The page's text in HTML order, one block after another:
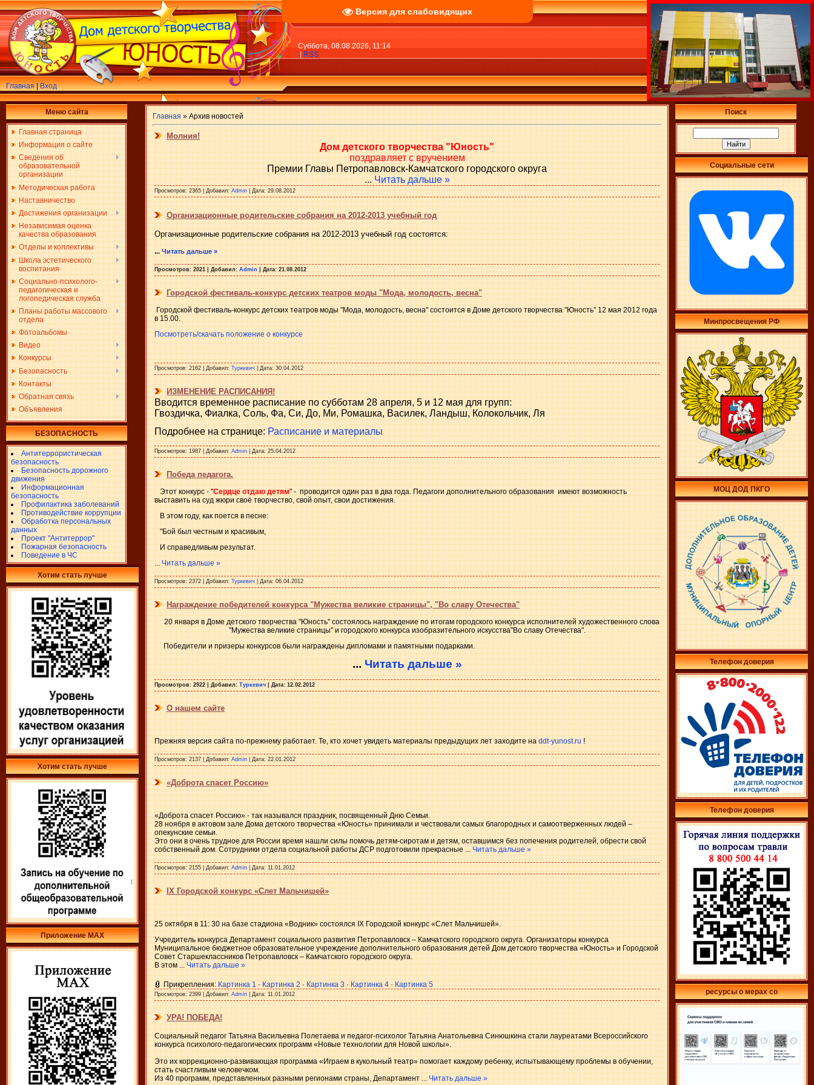
Версия для слабовидящих
Главная|Вход
Суббота, 08.08.2026, 11:14
|RSS
Меню сайта
Главная страница
Информация о сайте
Сведения об
образовательной
организации
Методическая работа
Наставничество
Достижения организации
Независимая оценка
качества образования
Отделы и коллективы
Школа эстетического
воспитания
Социально-психолого-
педагогическая и
логопедическая служба
Планы работы массового
отдела
Фотоальбомы
Видео
Конкурсы
Безопасность
Контакты
Обратная связь
Объявления
БЕЗОПАСНОСТЬ
Антитеррористическая
безопасность
Безопасность дорожного
движения
Информационная
безопасность
Профилактика заболеваний
Противодействие коррупции
Обработка персональных
данных
Проект "Антитеррор"
Пожарная безопасность
Поведение в ЧС
Хотим стать лучше
Хотим стать лучше
Приложение МАХ
Главная » Архив новостей
Молния!
Дом детского творчества "Юность"
поздравляет с вручением
Премии Главы Петропавловск-Камчатского городского округа
... Читать дальше »
Просмотров: 2365 Добавил: Admin Дата: 29.08.2012
Организационные родительские собрания на 2012-2013 учебный год
Организационные родительские собрания на 2012-2013 учебный год состоятся:
... Читать дальше »
Просмотров: 2021 Добавил: Admin Дата: 21.08.2012
Городской фестиваль-конкурс детских театров моды "Мода, молодость, весна"
Городской фестиваль-конкурс детских театров моды "Мода, молодость, весна" состоится в Доме детского творчества "Юность" 12 мая 2012 года
в 15.00.
Посмотреть/скачать положение о конкурсе
Просмотров: 2162 Добавил: Туркевич Дата: 30.04.2012
ИЗМЕНЕНИЕ РАСПИСАНИЯ!
Вводится временное расписание по субботам 28 апреля, 5 и 12 мая для групп:
Гвоздичка, Фиалка, Соль, Фа, Си, До, Ми, Ромашка, Василек, Ландыш, Колокольчик, Ля
Подробнее на странице: Расписание и материалы
Просмотров: 1987 Добавил: Admin Дата: 25.04.2012
Победа педагога.
Этот конкурс - "Сердце отдаю детям" - проводится один раз в два года. Педагоги дополнительного образования имеют возможность
выставить на суд жюри своё творчество, свой опыт, свои достижения.
В этом году, как поется в песне:
"Бой был честным и красивым,
И справедливым результат.
... Читать дальше »
Просмотров: 2372 Добавил: Туркевич Дата: 06.04.2012
Награждение победителей конкурса "Мужества великие страницы", "Во славу Отечества"
20 января в Доме детского творчества "Юность" состоялось награждение по итогам городского конкурса исполнителей художественного слова
"Мужества великие страницы" и городского конкурса изобразительного искусства"Во славу Отечества".
Победители и призеры конкурсов были награждены дипломами и памятными подарками.
... Читать дальше »
Просмотров: 2922 Добавил: Туркевич Дата: 12.02.2012
О нашем сайте
Прежняя версия сайта по-прежнему работает. Те, кто хочет увидеть материалы предыдущих лет заходите на ddt-yunost.ru !
Просмотров: 2137 Добавил: Admin Дата: 22.01.2012
«Доброта спасет Россию»
«Доброта спасет Россию» - так назывался праздник, посвященный Дню Семьи.
28 ноября в актовом зале Дома детского творчества «Юность» принимали и чествовали самых благородных и самоотверженных людей –
опекунские семьи.
Это они в очень трудное для России время нашли силы помочь детям-сиротам и детям, оставшимся без попечения родителей, обрести свой
собственный дом. Сотрудники отдела социальной работы ДСР подготовили прекрасные ... Читать дальше »
Просмотров: 2155 Добавил: Admin Дата: 11.01.2012
IX Городской конкурс «Слет Мальчишей»
25 октября в 11: 30 на базе стадиона «Водник» состоялся IX Городской конкурс «Слет Мальчишей».
Учредитель конкурса Департамент социального развития Петропавловск – Камчатского городского округа. Организаторы конкурса
Муниципальное бюджетное образовательное учреждение дополнительного образования детей Дом детского творчества «Юность» и Городской
Совет Старшеклассников Петропавловск – Камчатского городского округа.
В этом ... Читать дальше »
Прикрепления: Картинка 1 · Картинка 2 · Картинка 3 · Картинка 4 · Картинка 5
Просмотров: 2399 Добавил: Admin Дата: 11.01.2012
УРА! ПОБЕДА!
Социальный педагог Татьяна Васильевна Полетаева и педагог-психолог Татьяна Анатольевна Синюшкина стали лауреатами Всероссийского
конкурса психолого-педагогических программ «Новые технологии для Новой школы».
Это их коррекционно-развивающая программа «Играем в кукольный театр» помогает каждому ребенку, испытывающему проблемы в обучении,
стать счастливым человечком.
Из 40 программ, представленных разными регионами страны, Департамент ... Читать дальше »
Поиск
Социальные сети
Минпросвещения РФ
МОЦ ДОД ПКГО
Телефон доверия
Телефон доверия
ресурсы о мерах со